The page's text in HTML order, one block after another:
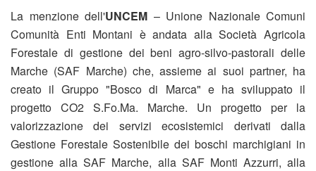
La menzione dell'UNCEM – Unione Nazionale Comuni
Comunità Enti Montani è andata alla Società Agricola
Forestale di gestione dei beni agro-silvo-pastorali delle
Marche (SAF Marche) che, assieme ai suoi partner, ha
creato il Gruppo "Bosco di Marca" e ha sviluppato il
progetto CO2 S.Fo.Ma. Marche. Un progetto per la
valorizzazione dei servizi ecosistemici derivati dalla
Gestione Forestale Sostenibile dei boschi marchigiani in
gestione alla SAF Marche, alla SAF Monti Azzurri, alla